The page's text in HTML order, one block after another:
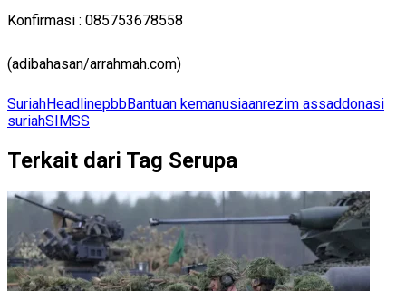
Konfirmasi : 085753678558
(adibahasan/arrahmah.com)
SuriahHeadlinepbbBantuan kemanusiaanrezim assaddonasi
suriahSIMSS
Terkait dari Tag Serupa